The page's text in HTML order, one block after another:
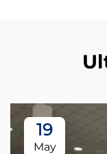
19
May